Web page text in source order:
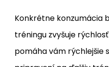
Konkrétne konzumácia
tréningu zvyšuje
pomáha vám rýchlejšie